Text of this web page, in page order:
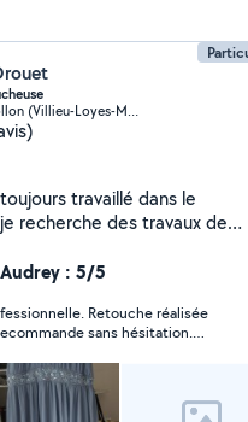
Villieu-Loyes-Mollon (Villieu-Loyes-Mollon)
travaillé dans le
des travaux de
: 5/5
Retouche réalisée
sans hésitation.